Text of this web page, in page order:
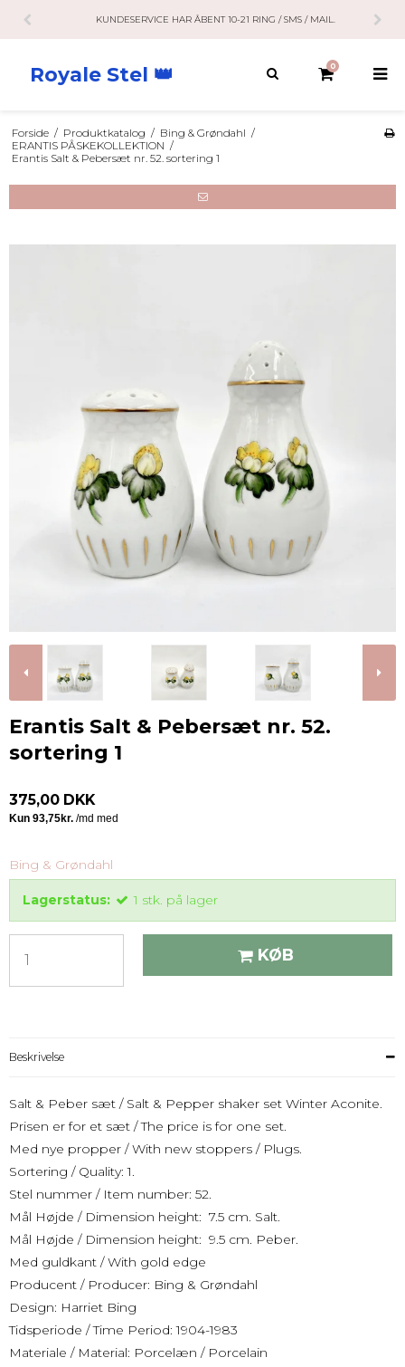
KUNDESERVICE HAR ÅBENT 10-21 RING / SMS / MAIL.
Royale Stel 👑 0
Forside / Produktkatalog / Bing & Grøndahl /
ERANTIS PÅSKEKOLLEKTION /
Erantis Salt & Pebersæt nr. 52. sortering 1
Erantis Salt & Pebersæt nr. 52.
sortering 1
375,00 DKK
Bing & Grøndahl
Lagerstatus: 1 stk. på lager
KØB
Beskrivelse
Salt & Peber sæt / Salt & Pepper shaker set Winter Aconite.
Prisen er for et sæt / The price is for one set.
Med nye propper / With new stoppers / Plugs.
Sortering / Quality: 1.
Stel nummer / Item number: 52.
Mål Højde / Dimension height: 7.5 cm. Salt.
Mål Højde / Dimension height: 9.5 cm. Peber.
Med guldkant / With gold edge
Producent / Producer: Bing & Grøndahl
Design: Harriet Bing
Tidsperiode / Time Period: 1904-1983
Materiale / Material: Porcelæn / Porcelain